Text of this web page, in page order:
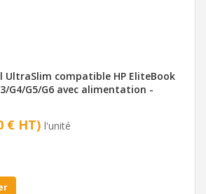
UltraSlim compatible HP EliteBook
G4/G5/G6 avec alimentation -
€ HT) l'unité